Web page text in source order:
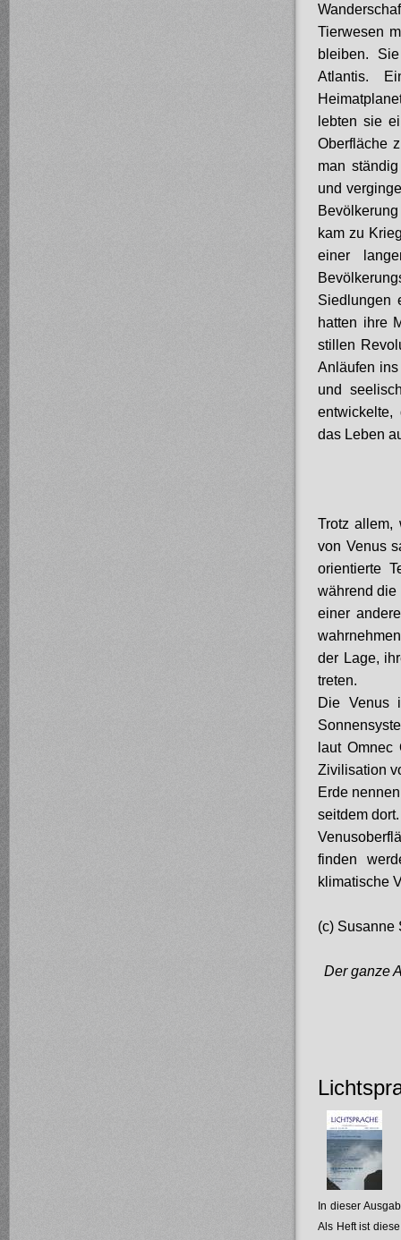
Tierwesen
bleiben.
Atlantis.
lebten sie
Oberfläche
man
und
kam zu
einer
Siedlungen
hatten ihre
stillen
Anläufen
und
das Leben
Trotz allem,
von Venus
orientierte
während die
einer
der Lage,
treten.
Die Venus
laut
Zivilisation
Erde
seitdem
finden
klimatische
(c) Susanne
Der ganze
In dieser
Als Heft ist